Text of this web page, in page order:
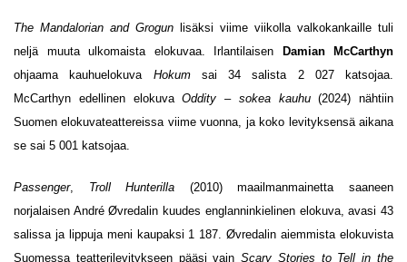
The Mandalorian and Grogun lisäksi viime viikolla valkokankaille tuli
neljä muuta ulkomaista elokuvaa. Irlantilaisen
Damian McCarthyn
ohjaama kauhuelokuva Hokumsai 34 salista 2 027 katsojaa.
McCarthyn edellinen elokuvaOddity – sokea kauhu(2024) nähtiin
Suomen elokuvateattereissa viime vuonna, ja koko levityksensä aikana
se sai 5 001 katsojaa.
Passenger, Troll Hunterilla (2010) maailmanmainetta saaneen
norjalaisen André Øvredalin kuudes englanninkielinen elokuva, avasi 43
salissa ja lippuja meni kaupaksi 1 187. Øvredalin aiemmista elokuvista
Suomessa teatterilevitykseen pääsi vainScary Stories to Tell in the